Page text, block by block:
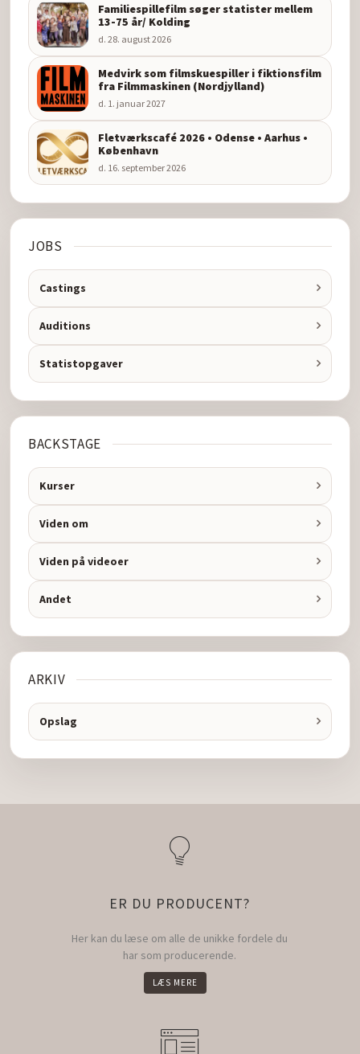
Familiespillefilm søger statister mellem
13-75 år/ Kolding
d. 28. august 2026
Medvirk som filmskuespiller i fiktionsfilm
fra Filmmaskinen (Nordjylland)
d. 1. januar 2027
Fletværkscafé 2026 • Odense • Aarhus •
København
d. 16. september 2026
JOBS
Castings
Auditions
Statistopgaver
BACKSTAGE
Kurser
Viden om
Viden på videoer
Andet
ARKIV
Opslag
ER DU PRODUCENT?
Her kan du læse om alle de unikke fordele du
har som producerende.
LÆS MERE